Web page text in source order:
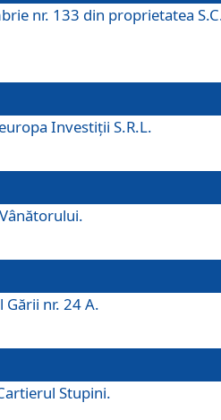
nr. 133 din proprietatea
Investiții S.R.L.
nr. 24 A.
Stupini.